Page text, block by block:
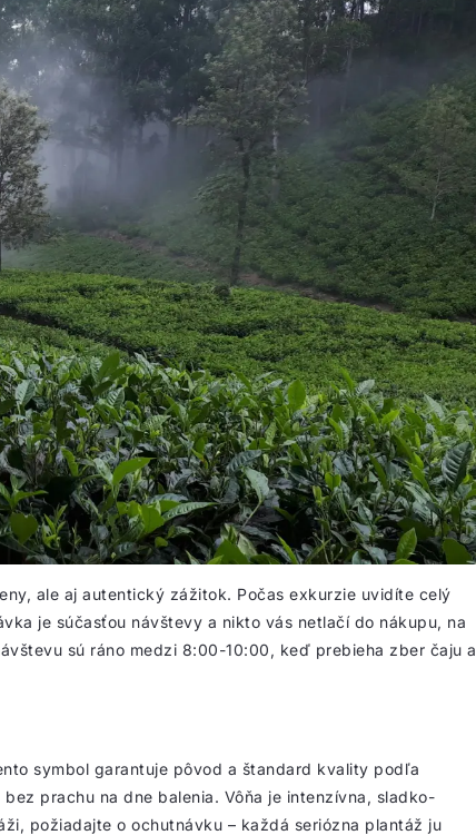
ale aj autentický zážitok. Počas exkurzie uvidíte celý
je súčasťou návštevy a nikto vás netlačí do nákupu, na
sú ráno medzi 8:00-10:00, keď prebieha zber čaju a
symbol garantuje pôvod a štandard kvality podľa
prachu na dne balenia. Vôňa je intenzívna, sladko-
požiadajte o ochutnávku – každá seriózna plantáž ju